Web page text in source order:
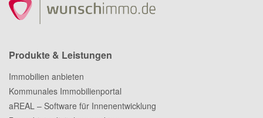
Produkte & Leistungen
Immobilien anbieten
Kommunales Immobilienportal
aREAL – Software für Innenentwicklung